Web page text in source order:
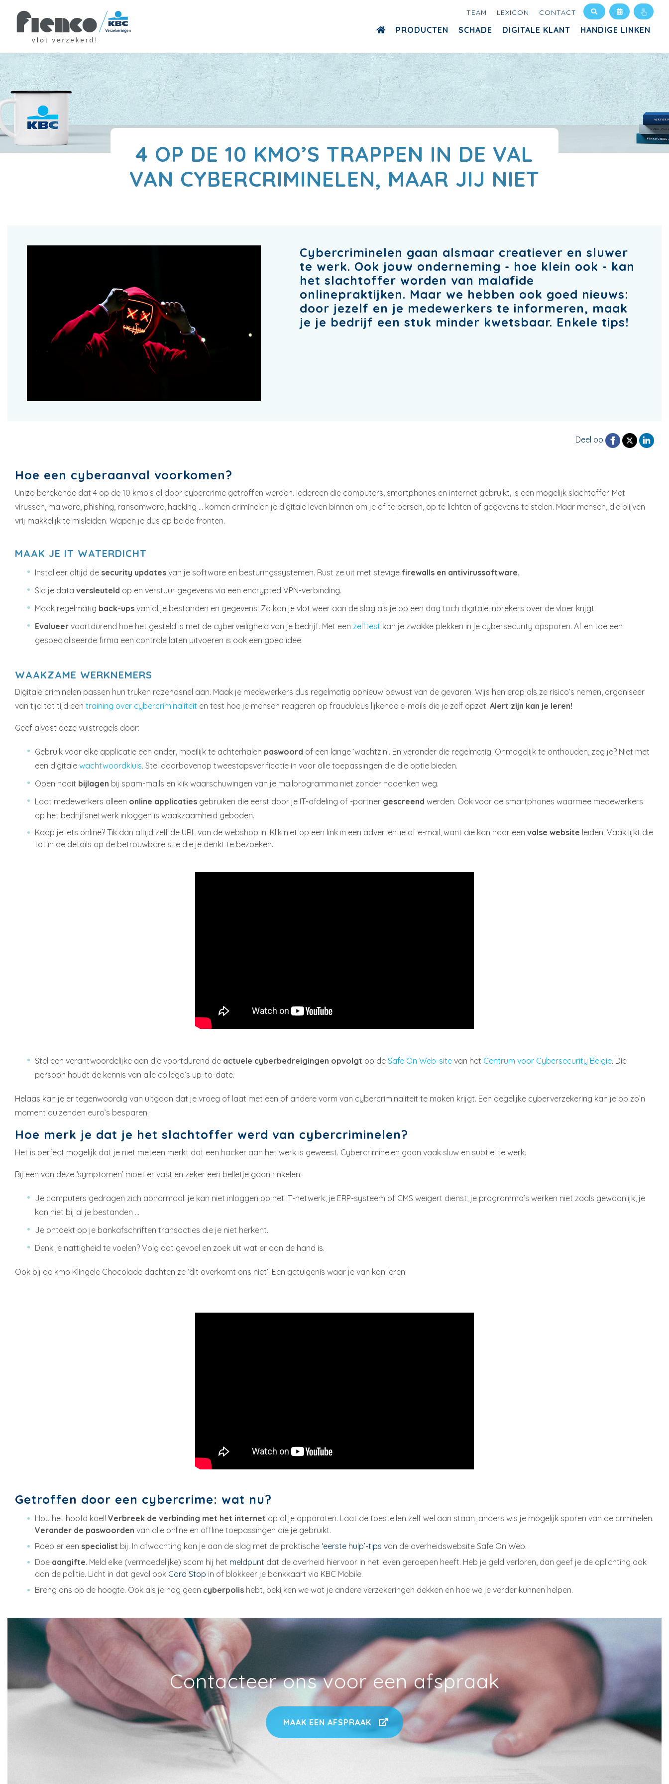
TEAM LEXICON CONTACT
PRODUCTEN SCHADE DIGITALE KLANT HANDIGE LINKEN
4 OP DE 10 KMO’S TRAPPEN IN DE VAL
VAN CYBERCRIMINELEN, MAAR JIJ NIET
Cybercriminelen gaan alsmaar creatiever en sluwer
te werk. Ook jouw onderneming - hoe klein ook - kan
het slachtoffer worden van malafide
onlinepraktijken. Maar we hebben ook goed nieuws:
door jezelf en je medewerkers te informeren, maak
je je bedrijf een stuk minder kwetsbaar. Enkele tips!
Deel op
Hoe een cyberaanval voorkomen?
Unizo berekende dat 4 op de 10 kmo’s al door cybercrime getroffen werden. Iedereen die computers, smartphones en internet gebruikt, is een mogelijk slachtoffer. Met
virussen, malware, phishing, ransomware, hacking … komen criminelen je digitale leven binnen om je af te persen, op te lichten of gegevens te stelen. Maar mensen, die blijven
vrij makkelijk te misleiden. Wapen je dus op beide fronten.
MAAK JE IT WATERDICHT
Installeer altijd de security updates van je software en besturingssystemen. Rust ze uit met stevige firewalls en antivirussoftware.
Sla je data versleuteld op en verstuur gegevens via een encrypted VPN-verbinding.
Maak regelmatig back-ups van al je bestanden en gegevens. Zo kan je vlot weer aan de slag als je op een dag toch digitale inbrekers over de vloer krijgt.
Evalueer voortdurend hoe het gesteld is met de cyberveiligheid van je bedrijf. Met een zelftest kan je zwakke plekken in je cybersecurity opsporen. Af en toe een
gespecialiseerde firma een controle laten uitvoeren is ook een goed idee.
WAAKZAME WERKNEMERS
Digitale criminelen passen hun truken razendsnel aan. Maak je medewerkers dus regelmatig opnieuw bewust van de gevaren. Wijs hen erop als ze risico’s nemen, organiseer
van tijd tot tijd een training over cybercriminaliteit en test hoe je mensen reageren op frauduleus lijkende e-mails die je zelf opzet. Alert zijn kan je leren!
Geef alvast deze vuistregels door:
Gebruik voor elke applicatie een ander, moeilijk te achterhalen paswoord of een lange ‘wachtzin’. En verander die regelmatig. Onmogelijk te onthouden, zeg je? Niet met
een digitale wachtwoordkluis. Stel daarbovenop tweestapsverificatie in voor alle toepassingen die die optie bieden.
Open nooit bijlagen bij spam-mails en klik waarschuwingen van je mailprogramma niet zonder nadenken weg.
Laat medewerkers alleen online applicaties gebruiken die eerst door je IT-afdeling of -partner gescreend werden. Ook voor de smartphones waarmee medewerkers
op het bedrijfsnetwerk inloggen is waakzaamheid geboden.
Koop je iets online? Tik dan altijd zelf de URL van de webshop in. Klik niet op een link in een advertentie of e-mail, want die kan naar een valse website leiden. Vaak lijkt die
tot in de details op de betrouwbare site die je denkt te bezoeken.
Stel een verantwoordelijke aan die voortdurend de actuele cyberbedreigingen opvolgt op de Safe On Web-site van het Centrum voor Cybersecurity Belgie. Die
persoon houdt de kennis van alle collega’s up-to-date.
Helaas kan je er tegenwoordig van uitgaan dat je vroeg of laat met een of andere vorm van cybercriminaliteit te maken krijgt. Een degelijke cyberverzekering kan je op zo’n
moment duizenden euro’s besparen.
Hoe merk je dat je het slachtoffer werd van cybercriminelen?
Het is perfect mogelijk dat je niet meteen merkt dat een hacker aan het werk is geweest. Cybercriminelen gaan vaak sluw en subtiel te werk.
Bij een van deze ‘symptomen’ moet er vast en zeker een belletje gaan rinkelen:
Je computers gedragen zich abnormaal: je kan niet inloggen op het IT-netwerk, je ERP-systeem of CMS weigert dienst, je programma’s werken niet zoals gewoonlijk, je
kan niet bij al je bestanden …
Je ontdekt op je bankafschriften transacties die je niet herkent.
Denk je nattigheid te voelen? Volg dat gevoel en zoek uit wat er aan de hand is.
Ook bij de kmo Klingele Chocolade dachten ze ‘dit overkomt ons niet’. Een getuigenis waar je van kan leren:
Getroffen door een cybercrime: wat nu?
Hou het hoofd koel! Verbreek de verbinding met het internet op al je apparaten. Laat de toestellen zelf wel aan staan, anders wis je mogelijk sporen van de criminelen.
Verander de paswoorden van alle online en offline toepassingen die je gebruikt.
Roep er een specialist bij. In afwachting kan je aan de slag met de praktische ‘eerste hulp’-tips van de overheidswebsite Safe On Web.
Doe aangifte. Meld elke (vermoedelijke) scam hij het meldpunt dat de overheid hiervoor in het leven geroepen heeft. Heb je geld verloren, dan geef je de oplichting ook
aan de politie. Licht in dat geval ook Card Stop in of blokkeer je bankkaart via KBC Mobile.
Breng ons op de hoogte. Ook als je nog geen cyberpolis hebt, bekijken we wat je andere verzekeringen dekken en hoe we je verder kunnen helpen.
Contacteer ons voor een afspraak
MAAK EEN AFSPRAAK